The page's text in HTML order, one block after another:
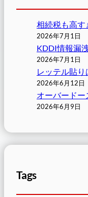
相続税も高す
2026年7月1日
KDDI情報漏
2026年7月1日
レッテル貼り
2026年6月12日
オーバードー
2026年6月9日
Tags